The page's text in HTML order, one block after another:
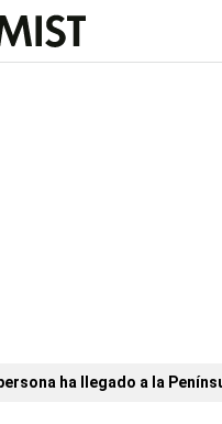
ha llegado a la